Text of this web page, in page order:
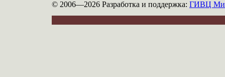
© 2006—2026 Разработка и поддержка: ГИВЦ